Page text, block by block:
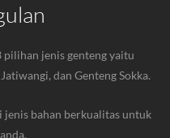
pilihan jenis genteng yaitu
Jatiwangi, dan Genteng Sokka.
bahan berkualitas untuk